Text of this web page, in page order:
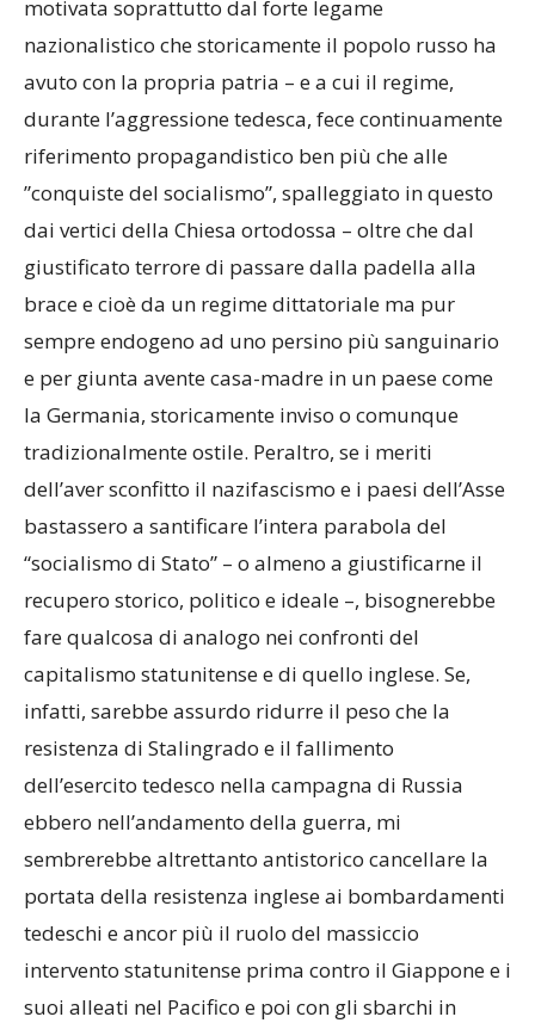
motivata soprattutto dal forte legame
nazionalistico che storicamente il popolo russo ha
avuto con la propria patria – e a cui il regime,
durante l’aggressione tedesca, fece continuamente
riferimento propagandistico ben più che alle
”conquiste del socialismo”, spalleggiato in questo
dai vertici della Chiesa ortodossa – oltre che dal
giustificato terrore di passare dalla padella alla
brace e cioè da un regime dittatoriale ma pur
sempre endogeno ad uno persino più sanguinario
e per giunta avente casa-madre in un paese come
la Germania, storicamente inviso o comunque
tradizionalmente ostile. Peraltro, se i meriti
dell’aver sconfitto il nazifascismo e i paesi dell’Asse
bastassero a santificare l’intera parabola del
“socialismo di Stato” – o almeno a giustificarne il
recupero storico, politico e ideale –, bisognerebbe
fare qualcosa di analogo nei confronti del
capitalismo statunitense e di quello inglese. Se,
infatti, sarebbe assurdo ridurre il peso che la
resistenza di Stalingrado e il fallimento
dell’esercito tedesco nella campagna di Russia
ebbero nell’andamento della guerra, mi
sembrerebbe altrettanto antistorico cancellare la
portata della resistenza inglese ai bombardamenti
tedeschi e ancor più il ruolo del massiccio
intervento statunitense prima contro il Giappone e i
suoi alleati nel Pacifico e poi con gli sbarchi in